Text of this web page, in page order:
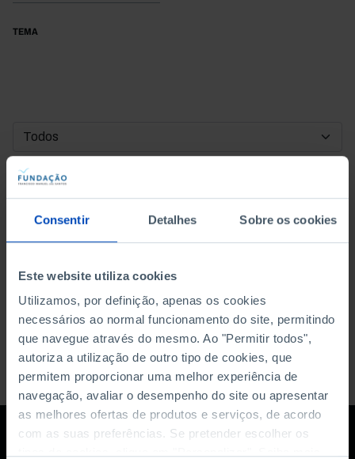
Consentir Detalhes Sobre os cookies
Este website utiliza cookies
Utilizamos, por definição, apenas os cookies
necessários ao normal funcionamento do site, permitindo
que navegue através do mesmo. Ao "Permitir todos",
autoriza a utilização de outro tipo de cookies, que
permitem proporcionar uma melhor experiência de
navegação, avaliar o desempenho do site ou apresentar
as melhores ofertas de produtos e serviços, de acordo
com as suas preferências. Se pretender escolher os
TEMA
DATA DE INÍCIO
DATA DE FIM